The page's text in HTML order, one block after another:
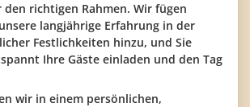
den richtigen Rahmen. Wir fügen
langjährige Erfahrung in der
Festlichkeiten hinzu, und Sie
Ihre Gäste einladen und den Tag
wir in einem persönlichen,